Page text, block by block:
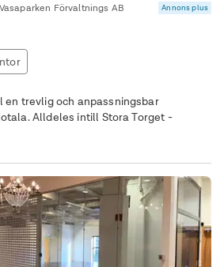
Förvaltnings AB Annons plus
en trevlig och anpassningsbar
Torget -